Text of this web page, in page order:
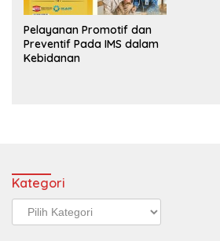
Pelayanan Promotif dan
Preventif Pada IMS dalam
Kebidanan
Kategori
Kategori